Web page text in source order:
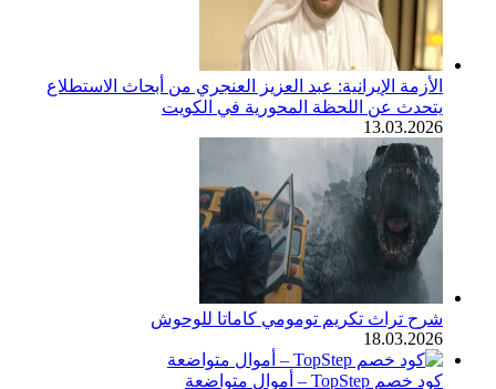
الأزمة الإيرانية: عبد العزيز العنجري من أبحاث الاستطلاع
يتحدث عن اللحظة المحورية في الكويت
13.03.2026
شرح تراث تكريم تومومي كاماتا للوحوش
18.03.2026
كود خصم TopStep – أموال متواضعة